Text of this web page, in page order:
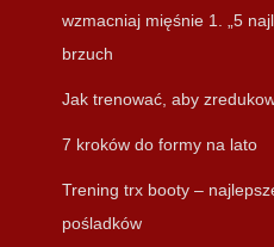
wzmacniaj mięśnie 1. „5
brzuch
Jak trenować, aby
7 kroków do formy na lato
Trening trx booty –
pośladków